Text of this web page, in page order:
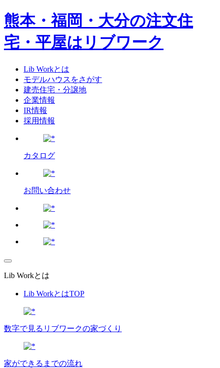
熊本・福岡・大分の注文住
宅・平屋はリブワーク
Lib Workとは
モデルハウスをさがす
建売住宅・分譲地
企業情報
IR情報
採用情報
カタログ
お問い合わせ
Lib Workとは
Lib WorkとはTOP
数字で⾒るリブワークの家づくり
家ができるまでの流れ